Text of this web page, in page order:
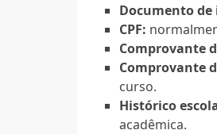
Documento
CPF:
Comprovante
Comprovante
curso.
Histórico
acadêmica.